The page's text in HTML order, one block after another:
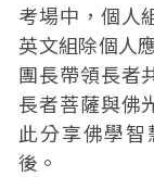
考場中，個人
英文組除個人
團長帶領長者
長者菩薩與佛
此分享佛學
後。